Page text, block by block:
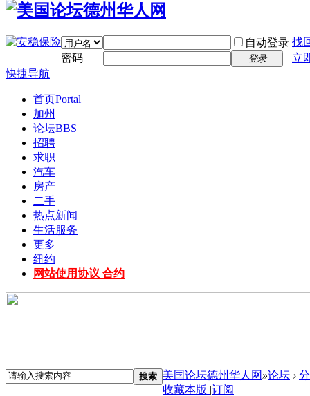
自动登录 找
密码
登录
立
快捷导航
首页Portal
加州
论坛BBS
招聘
求职
汽车
房产
二手
热点新闻
生活服务
更多
纽约
网站使用协议 合约
搜索 美国论坛德州华人网 »论坛 ›
收藏本版 |订阅